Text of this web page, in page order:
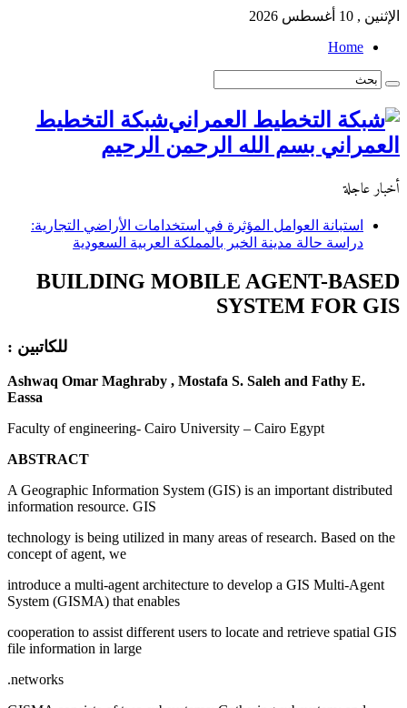
الإثنين , 10 أغسطس 2026
Home
شبكة التخطيط
العمراني بسم الله الرحمن الرحيم
أخبار عاجلة
استبانة العوامل المؤثرة في استخدامات الأراضي التجارية:
دراسة حالة مدينة الخبر بالمملكة العربية السعودية
BUILDING MOBILE AGENT-BASED
SYSTEM FOR GIS
للكاتبين :
Ashwaq Omar Maghraby , Mostafa S. Saleh and Fathy E.
Eassa
Faculty of engineering- Cairo University – Cairo Egypt
ABSTRACT
A Geographic Information System (GIS) is an important distributed
information resource. GIS
technology is being utilized in many areas of research. Based on the
concept of agent, we
introduce a multi-agent architecture to develop a GIS Multi-Agent
System (GISMA) that enables
cooperation to assist different users to locate and retrieve spatial GIS
file information in large
networks.